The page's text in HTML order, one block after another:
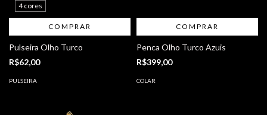
4 cores
COMPRAR
Pulseira Olho Turco
R$62,00
PULSEIRA
COMPRAR
Penca Olho Turco Azuis
R$399,00
COLAR